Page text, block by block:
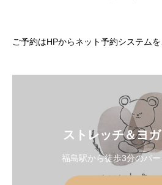
ご予約はHPからネット予約システムを
ストレッチ＆ヨ
福島駅から徒歩3分のパ